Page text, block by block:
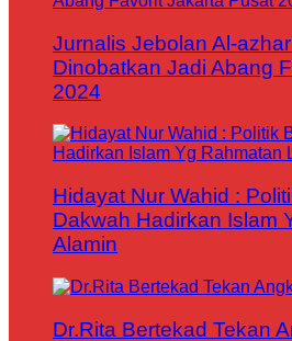
Jurnalis Jebolan Al-
Dinobatkan Jadi Abang
2024
Hidayat Nur Wahid :
Dakwah Hadirkan Islam
Alamin
Dr.Rita Bertekad Tekan